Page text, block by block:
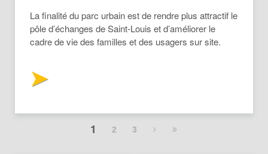
La finalité du parc urbain est de rendre plus attractif le
pôle d’échanges de Saint-Louis et d’améliorer le
cadre de vie des familles et des usagers sur site.
1 2 3